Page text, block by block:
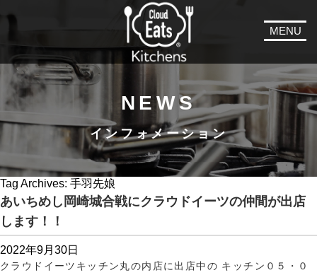
MENU
NEWS
インフォメーション
Tag Archives: 手羽先娘
あいちめし岡崎城合戦にクラウドイーツの仲間が出店
します！！
2022年9月30日
クラウドイーツキッチン丸の内店に出店中の キッチン０５・０